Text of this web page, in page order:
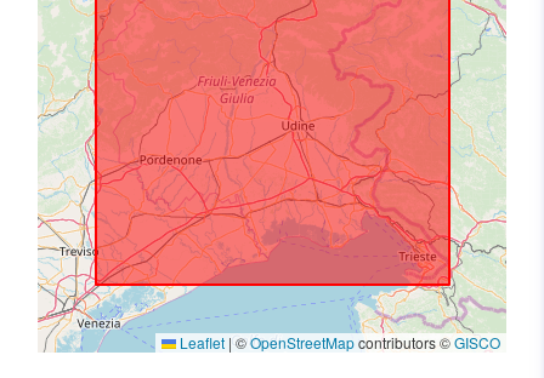
Leaflet |©OpenStreetMapcontributors ©GISCO